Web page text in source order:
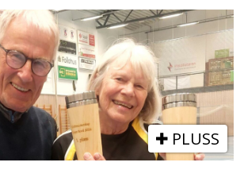
PLUSS